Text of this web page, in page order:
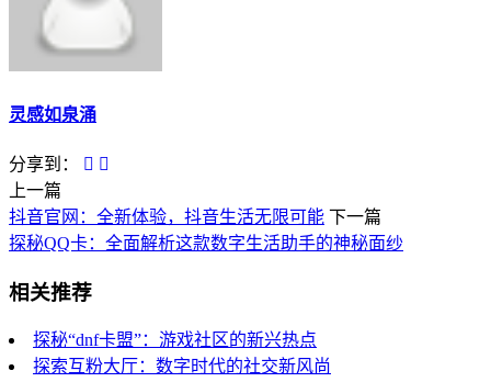
灵感如泉涌
分享到：
上一篇
抖音官网：全新体验，抖音生活无限可能 下一篇
探秘QQ卡：全面解析这款数字生活助手的神秘面纱
相关推荐
探秘“dnf卡盟”：游戏社区的新兴热点
探索互粉大厅：数字时代的社交新风尚